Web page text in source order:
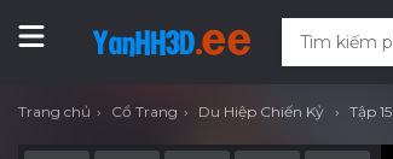
Trang chủ Cổ Trang Du Hiệp Chiến Kỷ Tập 15